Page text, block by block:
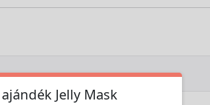
Jelly Mask